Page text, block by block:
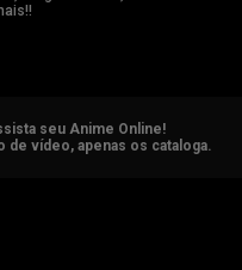
seu Anime Online!
de vídeo, apenas os cataloga.